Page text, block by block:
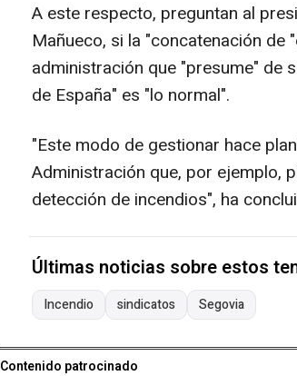
A este respecto, preguntan al
Mañueco, si la "concatenación de
administración que "presume" de
de España" es "lo normal".
"Este modo de gestionar hace
Administración que, por ejemplo,
detección de incendios", ha
Últimas noticias sobre estos
Incendio sindicatos Segovia
Contenido patrocinado